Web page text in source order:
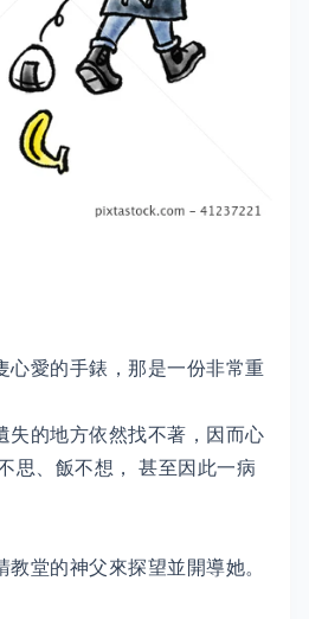
心愛的手錶，那是一份非常重
失的地方依然找不著，因而心
思、飯不想， 甚至因此一病
堂的神父來探望並開導她。